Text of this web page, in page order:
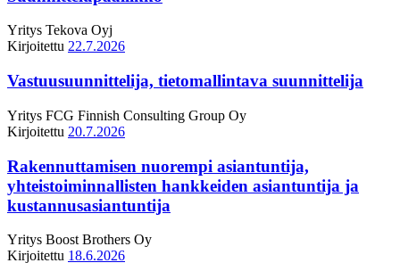
Yritys Tekova Oyj
Kirjoitettu 22.7.2026
Vastuusuunnittelija, tietomallintava suunnittelija
Yritys FCG Finnish Consulting Group Oy
Kirjoitettu 20.7.2026
Rakennuttamisen nuorempi asiantuntija,
yhteistoiminnallisten hankkeiden asiantuntija ja
kustannusasiantuntija
Yritys Boost Brothers Oy
Kirjoitettu 18.6.2026